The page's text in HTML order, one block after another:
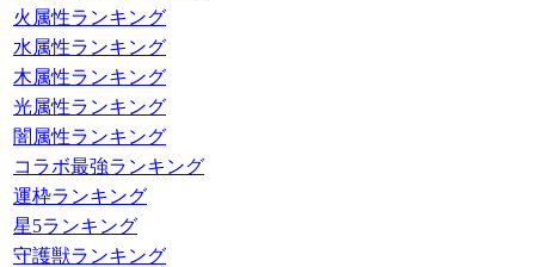
火属性ランキング
水属性ランキング
木属性ランキング
光属性ランキング
闇属性ランキング
コラボ最強ランキング
運枠ランキング
星5ランキング
守護獣ランキング